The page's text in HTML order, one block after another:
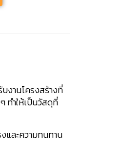
งานโครงสร้างที่
ทำให้เป็นวัสดุที่
และความทนทาน